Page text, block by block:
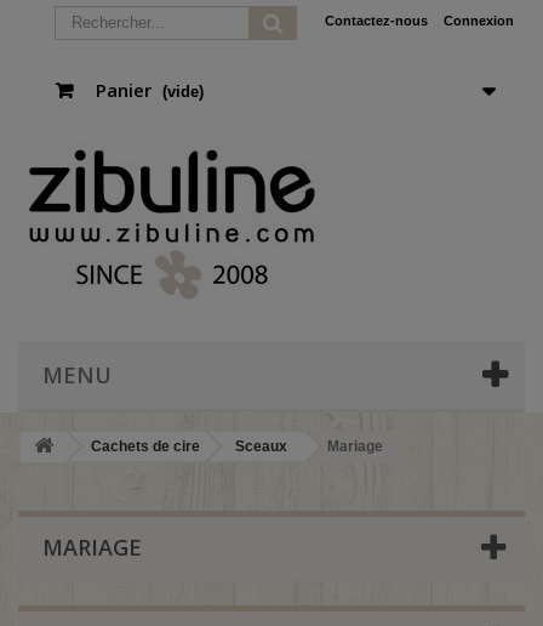
Connexion
Contactez-nous
Panier (vide)
MENU
Cachets de cire Sceaux Mariage
MARIAGE